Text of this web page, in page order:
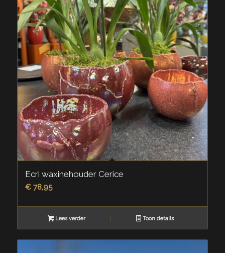
Ecri waxinehouder Cerice
€78,95
Lees verder Toon details